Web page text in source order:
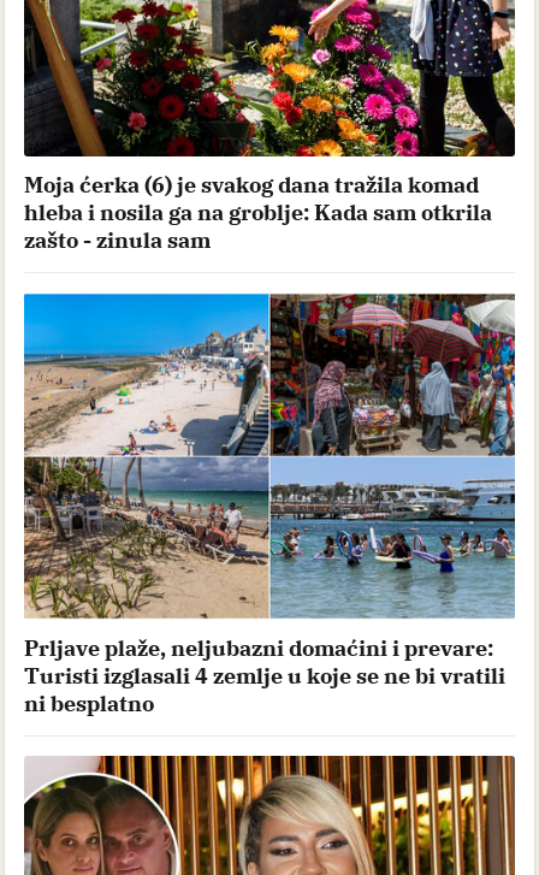
Moja ćerka (6) je svakog dana tražila komad
hleba i nosila ga na groblje: Kada sam otkrila
zašto - zinula sam
Prljave plaže, neljubazni domaćini i prevare:
Turisti izglasali 4 zemlje u koje se ne bi vratili
ni besplatno